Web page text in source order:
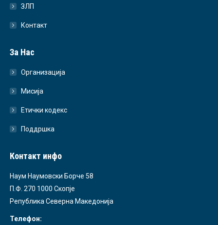
ЗЛП
Контакт
За Нас
Организација
Мисија
Етички кодекс
Поддршка
Контакт инфо
Наум Наумовски Борче 58
П.Ф. 270 1000 Скопје
Република Северна Македонија
Телефон: